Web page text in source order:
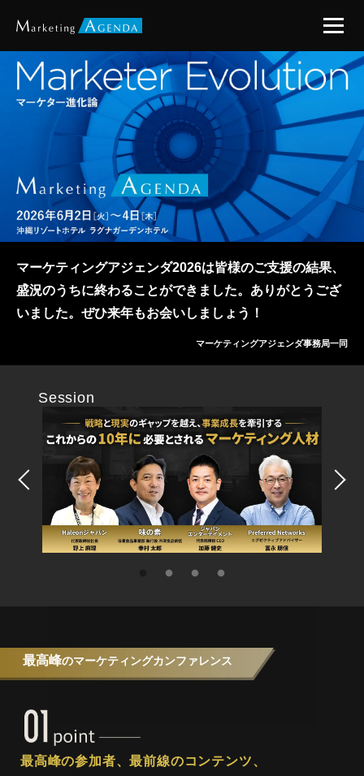
マーケティングアジェンダ2026は皆様のご支援の結果、
盛況のうちに終わることができました。ありがとうござ
いました。 ぜひ来年もお会いしましょう！
マーケティングアジェンダ事務局一同
Session
最高峰のマーケティングカンファレンス
最高峰の参加者、最前線のコンテンツ、